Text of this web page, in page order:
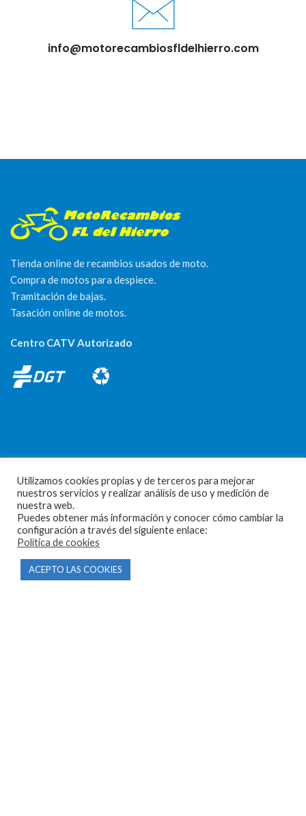
info@motorecambiosfldelhierro.com
Tienda online de recambios usados de moto.
Compra de motos para despiece.
Tramitación de bajas.
Tasación online de motos.
Centro CATV Autorizado
Parque Empresarial Las Condas , Nave 1
05440 Piedralaves-Ávila
603 57 44 50
info@motorecambiosfldelhierro.com
Utilizamos cookies propias y de terceros para mejorar
nuestros servicios y realizar análisis de uso y medición de
nuestra web.
Puedes obtener más información y conocer cómo cambiar la
configuración a través del siguiente enlace:
Política de cookies
ACEPTO LAS COOKIES